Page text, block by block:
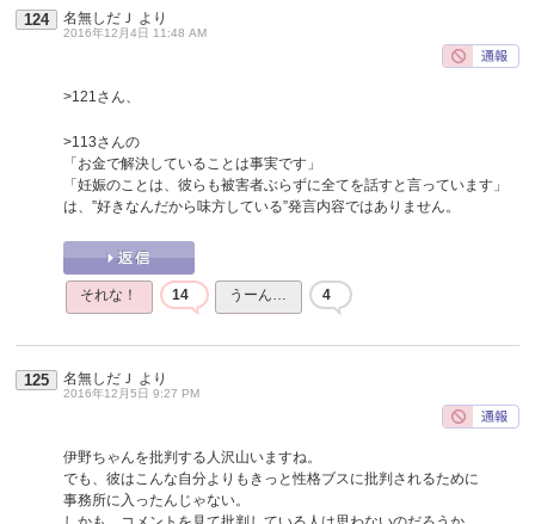
124 名無しだＪ より
2016年12月4日 11:48 AM
>121さん、
>113さんの
「お金で解決していることは事実です」
「妊娠のことは、彼らも被害者ぶらずに全てを話すと言っています」
は、”好きなんだから味方している”発言内容ではありません。
それな！ 14 うーん… 4
125 名無しだＪ より
2016年12月5日 9:27 PM
伊野ちゃんを批判する人沢山いますね。
でも、彼はこんな自分よりもきっと性格ブスに批判されるために
事務所に入ったんじゃない。